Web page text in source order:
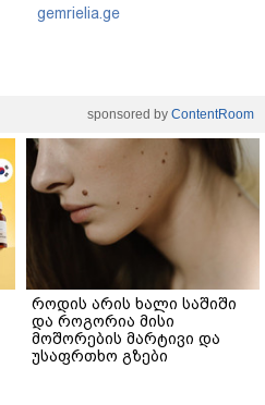
gemrielia.ge
sponsored by ContentRoom
როდის არის ხალი საშიში
და როგორია მისი
მოშორების მარტივი და
უსაფრთხო გზები